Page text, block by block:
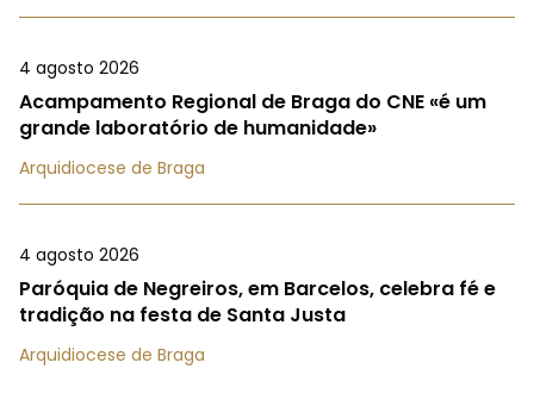
4 agosto 2026
Acampamento Regional de Braga do CNE «é um
grande laboratório de humanidade»
Arquidiocese de Braga
4 agosto 2026
Paróquia de Negreiros, em Barcelos, celebra fé e
tradição na festa de Santa Justa
Arquidiocese de Braga